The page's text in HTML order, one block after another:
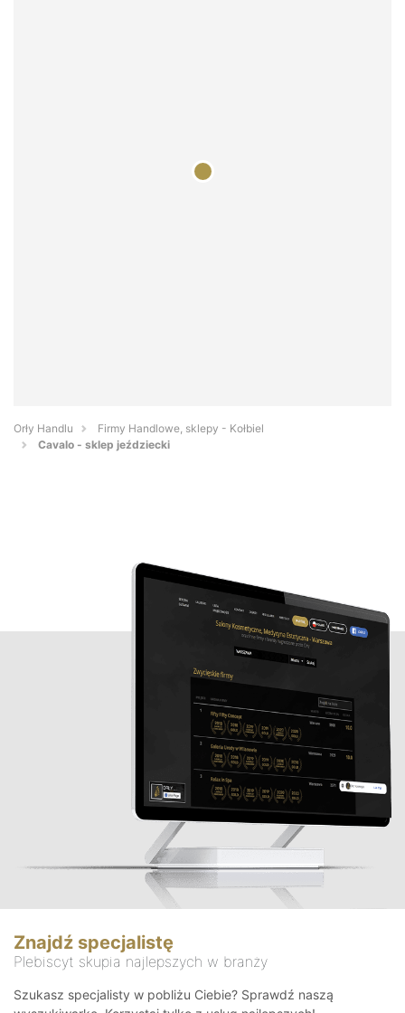
Orły Handlu
Firmy Handlowe, sklepy - Kołbiel
Cavalo - sklep jeździecki
Znajdź specjalistę
Plebiscyt skupia najlepszych w branży
Szukasz specjalisty w pobliżu Ciebie? Sprawdź naszą